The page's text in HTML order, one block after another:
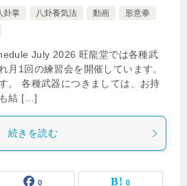
卦掌 八卦養気法 動画
形意拳
July 2026 旺龍堂では各種武
月1回の練習会を開催しています。
。 各種武器につきましては、お持
結 […]
続きを読む
0 0